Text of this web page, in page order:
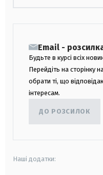
Email -
Будьте в курсі всіх
Перейдіть на сторінку
обрати ті, що
інтересам.
ДО РОЗСИЛОК
Наші додатки: